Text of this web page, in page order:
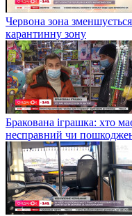
Червона зона
карантинну зону
Бракована іграшка: хто
несправний чи